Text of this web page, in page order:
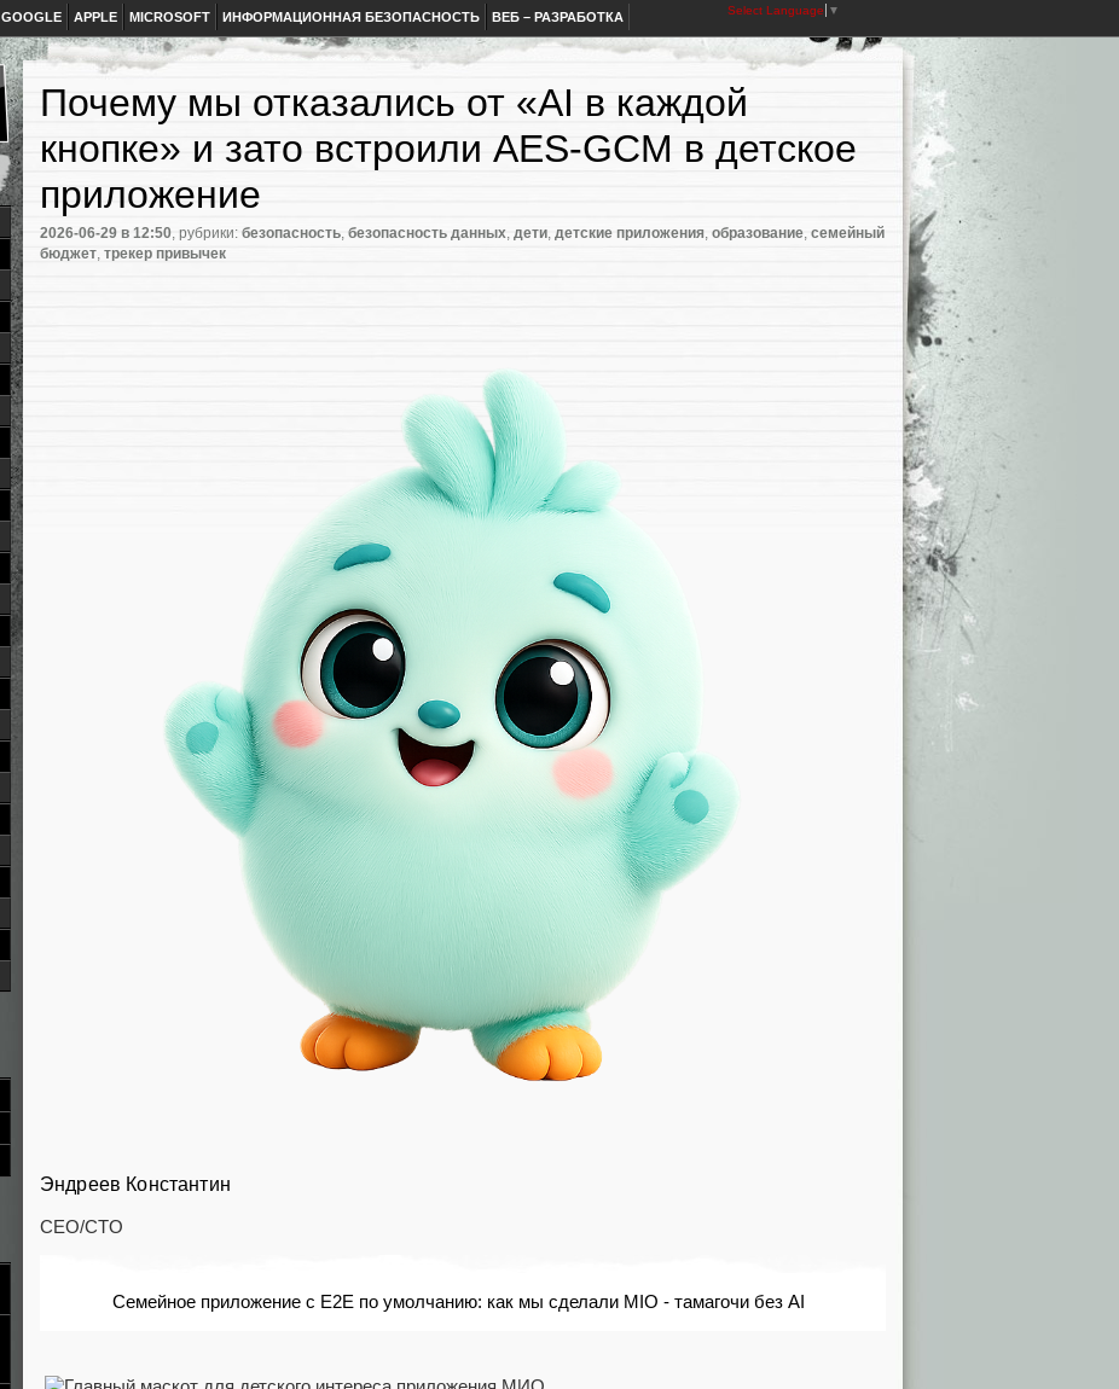
GOOGLE APPLE MICROSOFT ИНФОРМАЦИОННАЯ БЕЗОПАСНОСТЬ ВЕБ – РАЗРАБОТКА Select Language ▼
Почему мы отказались от «AI в каждой
кнопке» и зато встроили AES-GCM в детское
приложение
2026-06-29 в 12:50, рубрики: безопасность, безопасность данных, дети, детские приложения, образование, семейный
бюджет, трекер привычек
Эндреев Константин
CEO/CTO
Семейное приложение с E2E по умолчанию: как мы сделали MIO - тамагочи без AI